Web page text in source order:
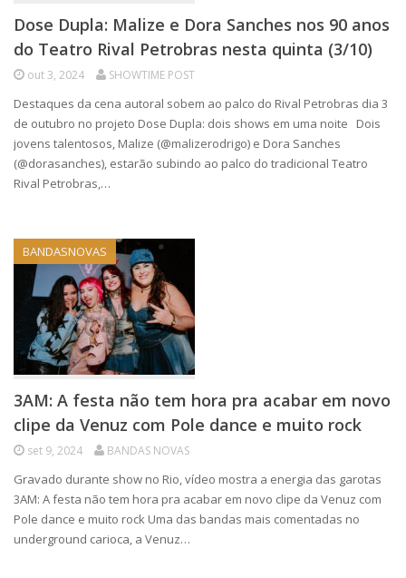
Dose Dupla: Malize e Dora Sanches nos 90 anos
do Teatro Rival Petrobras nesta quinta (3/10)
out 3, 2024 SHOWTIME POST
Destaques da cena autoral sobem ao palco do Rival Petrobras dia 3
de outubro no projeto Dose Dupla: dois shows em uma noite Dois
jovens talentosos, Malize (@malizerodrigo) e Dora Sanches
(@dorasanches), estarão subindo ao palco do tradicional Teatro
Rival Petrobras,…
BANDASNOVAS
3AM: A festa não tem hora pra acabar em novo
clipe da Venuz com Pole dance e muito rock
set 9, 2024 BANDAS NOVAS
Gravado durante show no Rio, vídeo mostra a energia das garotas
3AM: A festa não tem hora pra acabar em novo clipe da Venuz com
Pole dance e muito rock Uma das bandas mais comentadas no
underground carioca, a Venuz…